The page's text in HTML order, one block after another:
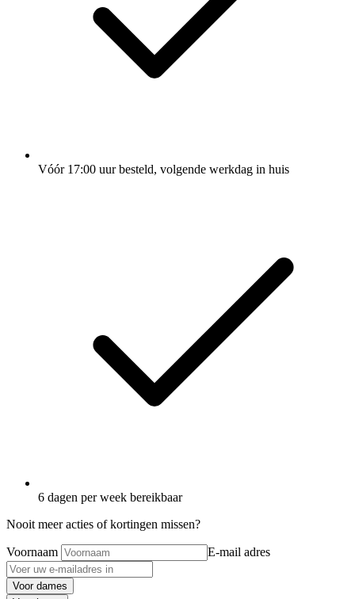
Vóór 17:00 uur besteld, volgende werkdag in huis
6 dagen per week bereikbaar
Nooit meer acties of kortingen missen?
Voornaam E-mail adres
Voor dames